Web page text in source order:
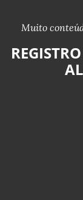
Muito